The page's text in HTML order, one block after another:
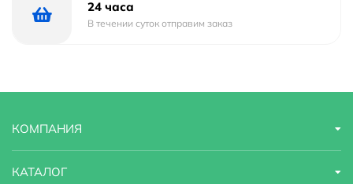
24 часа
В течении суток отправим заказ
КОМПАНИЯ
КАТАЛОГ